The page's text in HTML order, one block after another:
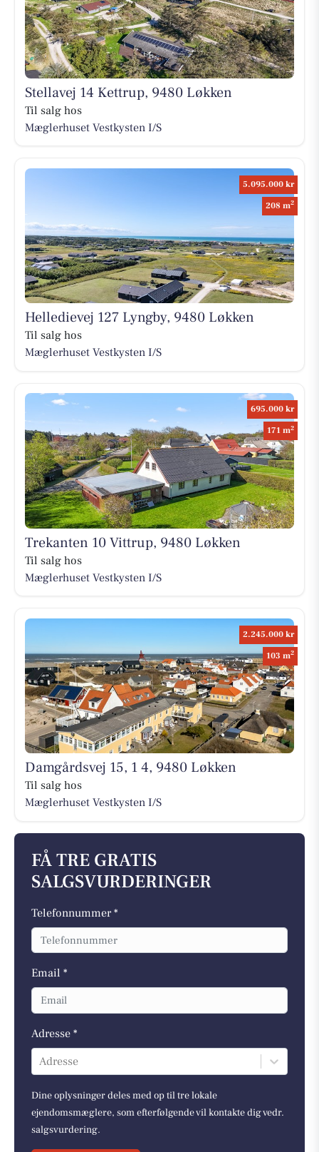
Stellavej 14 Kettrup, 9480 Løkken
Til salg hos
Mæglerhuset Vestkysten I/S
5.095.000 kr
208 m2
Helledievej 127 Lyngby, 9480 Løkken
Til salg hos
Mæglerhuset Vestkysten I/S
695.000 kr
171 m2
Trekanten 10 Vittrup, 9480 Løkken
Til salg hos
Mæglerhuset Vestkysten I/S
2.245.000 kr
103 m2
Damgårdsvej 15, 1 4, 9480 Løkken
Til salg hos
Mæglerhuset Vestkysten I/S
FÅ TRE GRATIS
SALGSVURDERINGER
Telefonnummer *
Email *
Adresse *
Adresse
Dine oplysninger deles med op til tre lokale
ejendomsmæglere, som efterfølgende vil kontakte dig vedr.
salgsvurdering.